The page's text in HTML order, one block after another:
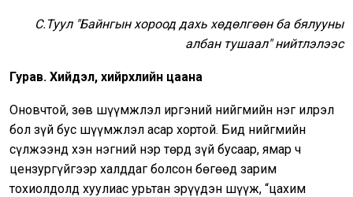
С.Туул "Байнгын хороод дахь хөдөлгөөн ба бялууны
албан тушаал" нийтлэлээс
Гурав. Хийдэл, хийрхлийн цаана
Оновчтой, зөв шүүмжлэл иргэний нийгмийн нэг илрэл
бол зүй бус шүүмжлэл асар хортой. Бид нийгмийн
сүлжээнд хэн нэгний нэр төрд зүй бусаар, ямар ч
цензургүйгээр халддаг болсон бөгөөд зарим
тохиолдолд хуулиас урьтан эрүүдэн шүүж, “цахим